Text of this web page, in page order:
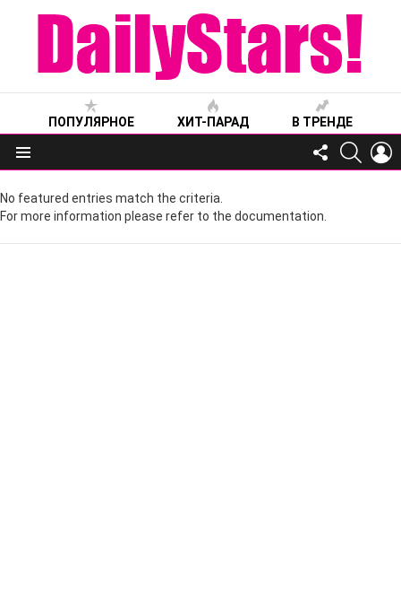
ПОПУЛЯРНОЕ ХИТ-ПАРАД В ТРЕНДЕ
Меню
FOLLOW
US
No featured entries match the criteria.
For more information please refer to the documentation.